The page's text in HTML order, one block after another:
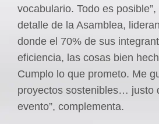
vocabulario. Todo es
detalle de la Asamblea,
donde el 70% de sus
eficiencia, las cosas bien
Cumplo lo que prometo. Me
proyectos sostenibles… justo
evento”, complementa.